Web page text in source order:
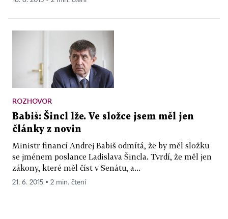
ROZHOVOR
Babiš: Šincl lže. Ve složce jsem měl jen
články z novin
Ministr financí Andrej Babiš odmítá, že by měl složku
se jménem poslance Ladislava Šincla. Tvrdí, že měl jen
zákony, které měl číst v Senátu, a...
21. 6. 2015 ▪ 2 min. čtení